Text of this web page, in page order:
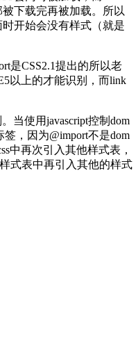
被下载完再被加载。所以
时开始会没有样式（就是
是CSS2.1提出的所以老
以上的才能识别，而link
当使用javascript控制dom
，因为@import不是dom
再次引入其他样式表，
式表中再引入其他的样式